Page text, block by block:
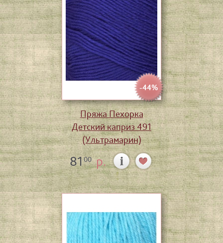
-44%
Пряжа Пехорка
Детский каприз 491
(Ультрамарин)
8100р.